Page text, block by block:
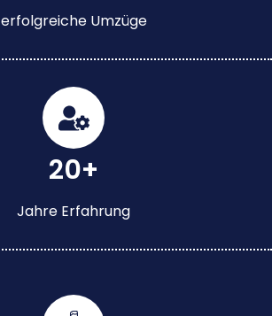
erfolgreiche Umzüge
20+
Jahre Erfahrung